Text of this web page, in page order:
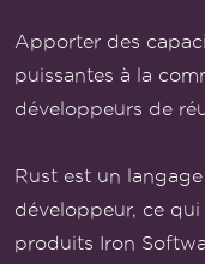
Apporter des
puissantes à la
développeurs de
Rust est un
développeur, ce
produits Iron